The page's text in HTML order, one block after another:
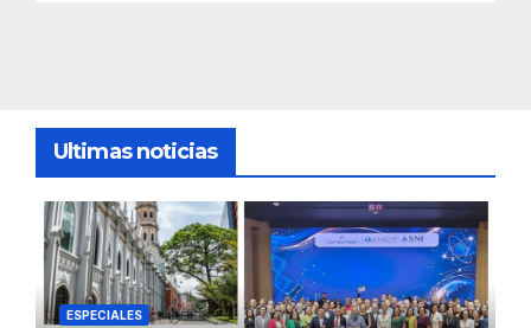
Ultimas noticias
ESPECIALES